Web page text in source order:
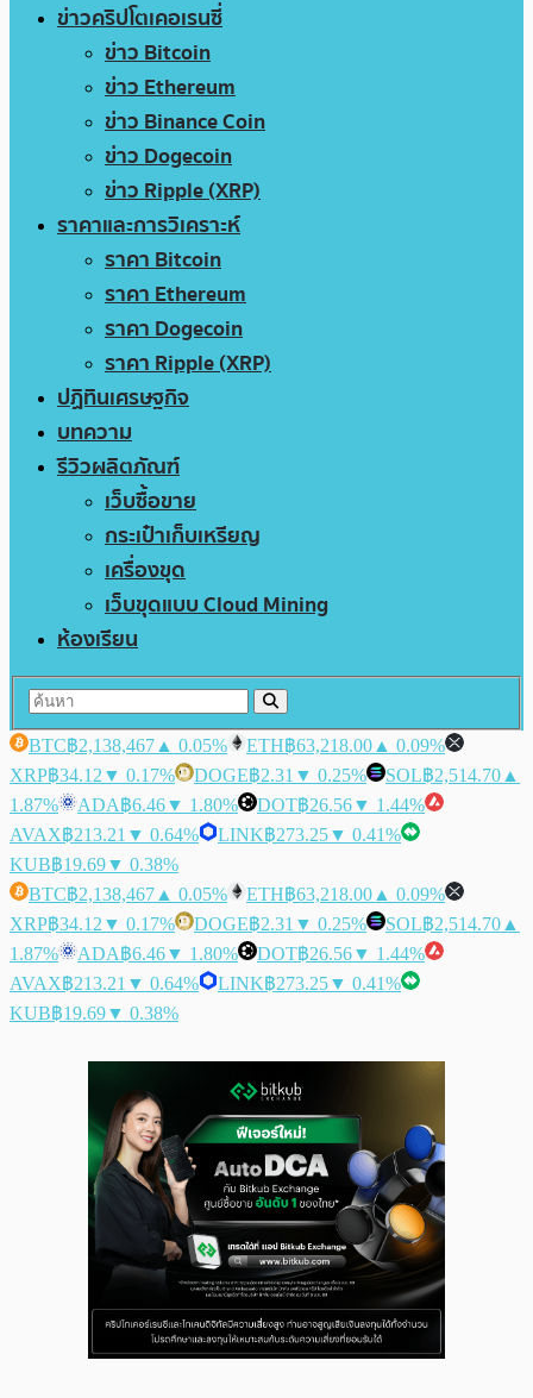
ข่าวคริปโตเคอเรนซี่
ข่าว Bitcoin
ข่าว Ethereum
ข่าว Binance Coin
ข่าว Dogecoin
ข่าว Ripple (XRP)
ราคาและการวิเคราะห์
ราคา Bitcoin
ราคา Ethereum
ราคา Dogecoin
ราคา Ripple (XRP)
ปฏิทินเศรษฐกิจ
บทความ
รีวิวผลิตภัณฑ์
เว็บซื้อขาย
กระเป๋าเก็บเหรียญ
เครื่องขุด
เว็บขุดแบบ Cloud Mining
ห้องเรียน
BTC฿2,138,467 ▲ 0.05% ETH฿63,218.00 ▲ 0.09%
XRP฿34.12 ▼ 0.17% DOGE฿2.31 ▼ 0.25% SOL฿2,514.70 ▲
1.87%
ADA฿6.46▼ 1.80% DOT฿26.56▼ 1.44%
AVAX฿213.21 ▼ 0.64% LINK฿273.25▼ 0.41%
KUB฿19.69▼ 0.38%
BTC฿2,138,467 ▲ 0.05% ETH฿63,218.00 ▲ 0.09%
XRP฿34.12 ▼ 0.17% DOGE฿2.31 ▼ 0.25% SOL฿2,514.70 ▲
1.87%
ADA฿6.46▼ 1.80% DOT฿26.56▼ 1.44%
AVAX฿213.21 ▼ 0.64% LINK฿273.25▼ 0.41%
KUB฿19.69▼ 0.38%